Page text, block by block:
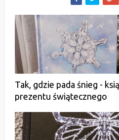
Tak, gdzie pada śnieg -
prezentu świątecznego